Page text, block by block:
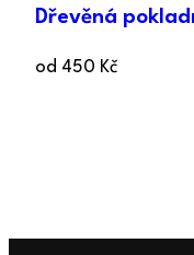
Dřevěná
od 450 Kč